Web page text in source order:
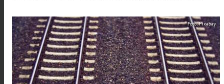
Foto: Pixabay